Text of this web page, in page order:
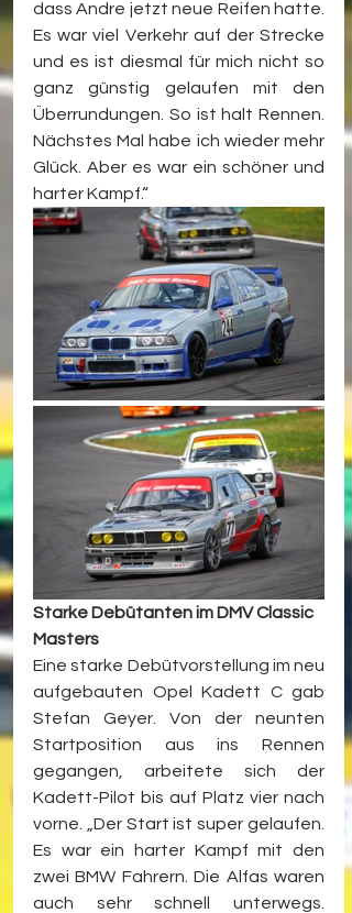
dass Andre jetzt neue Reifen hatte.
Es war viel Verkehr auf der Strecke
und es ist diesmal für mich nicht so
ganz günstig gelaufen mit den
Überrundungen. So ist halt Rennen.
Nächstes Mal habe ich wieder mehr
Glück. Aber es war ein schöner und
harter Kampf.“
Starke Debütanten im DMV Classic
Masters
Eine starke Debütvorstellung im neu
aufgebauten Opel Kadett C gab
Stefan Geyer. Von der neunten
Startposition aus ins Rennen
gegangen, arbeitete sich der
Kadett-Pilot bis auf Platz vier nach
vorne. „Der Start ist super gelaufen.
Es war ein harter Kampf mit den
zwei BMW Fahrern. Die Alfas waren
auch sehr schnell unterwegs.